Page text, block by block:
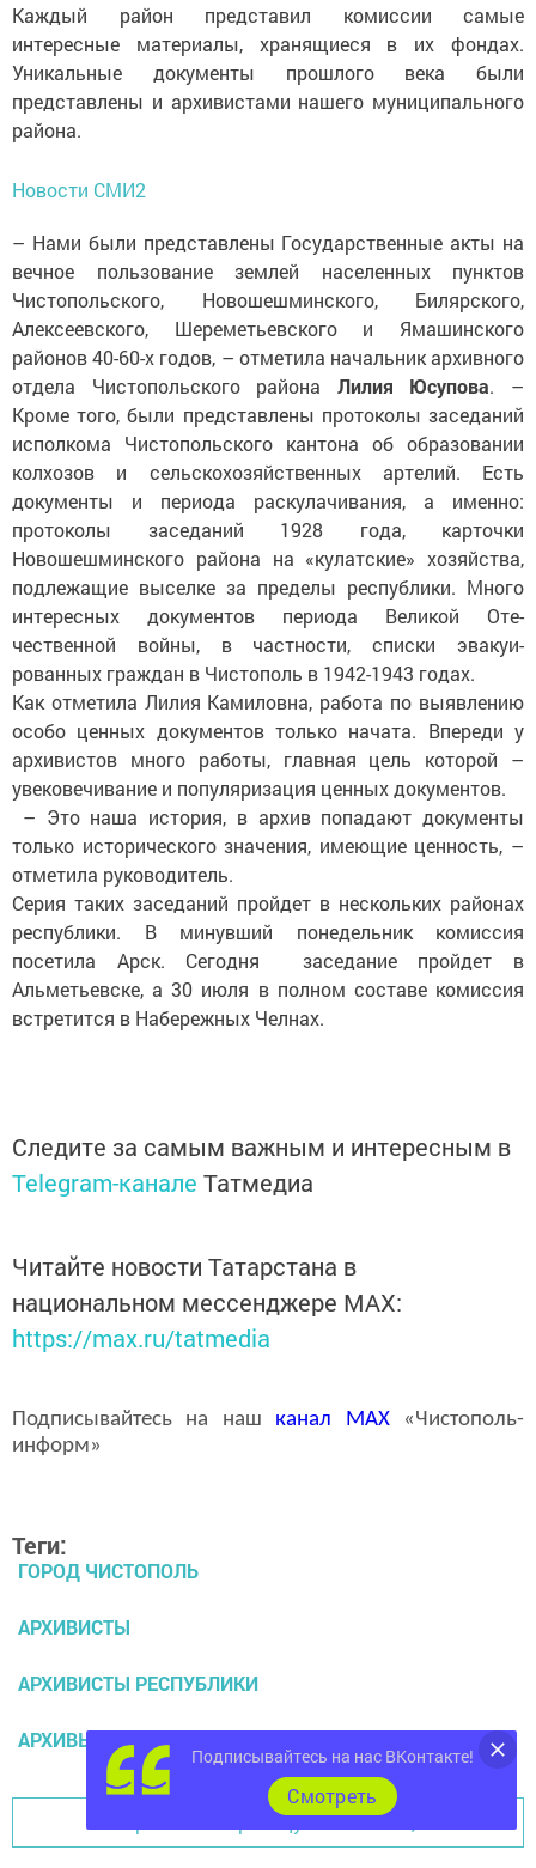
Каждый район представил комиссии самые
интересные материалы, хранящиеся в их фондах.
Уникальные документы прошлого века были
представлены и архивистами нашего муниципального
района.
Новости СМИ2
– Нами были представлены Государственные акты на
вечное пользование землей населенных пунк­тов
Чистопольского, Новошешминского, Билярского,
Алексеевского, Шереметьевского и Ямашинского
районов 40-60-х годов, – отметила начальник архивного
отдела Чистопольского района Лилия Юсупова. –
Кроме того, были представлены протоколы заседаний
исполкома Чистопольского кантона об образовании
колхозов и сельскохозяйственных артелий. Есть
документы и периода раскулачивания, а именно:
протоколы заседаний 1928 года, карточки
Новошешминского района на «кулатские» хозяйства,
подлежащие выселке за пределы республики. Много
интересных документов периода Великой Оте­
чественной вой­ны, в частности, списки эвакуи­
рованных граждан в Чистополь в 1942-1943 годах.
Как отметила Лилия Камиловна, работа по выявлению
особо ценных документов только начата. Впереди у
архивистов много работы, главная цель которой –
увековечивание и популяризация ценных документов.
– Это наша история, в архив попадают документы
только исторического значения, имеющие ценность, –
отметила руководитель.
Серия таких заседаний пройдет в нескольких районах
республики. В минувший понедельник комиссия
посетила Арск. Сегодня заседание пройдет в
Альметьевске, а 30 июля в полном составе комиссия
встретится в Набережных Челнах.
Следите за самым важным и интересным в
Telegram-канале Татмедиа
Читайте новости Татарстана в
национальном мессенджере MАХ:
https://max.ru/tatmedia
Подписывайтесь на наш канал MAX«Чистополь-
информ»
Теги:
ГОРОД ЧИСТОПОЛЬ
АРХИВИСТЫ
АРХИВИСТЫ РЕСПУБЛИКИ
АРХИВЫ
Перейти на страницу новости
Подписывайтесь на нас ВКонтакте!
Cмотреть